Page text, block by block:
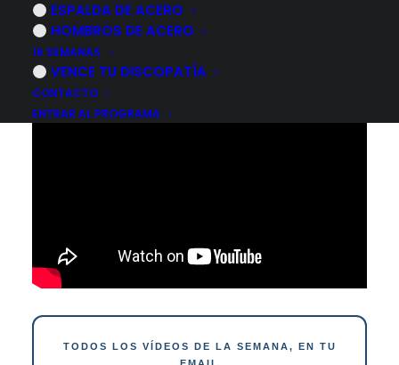
ESPALDA DE ACERO
HOMBROS DE ACERO
16 SEMANAS
VENCE TU DISCOPATÍA
CONTACTO
ENTRAR AL PROGRAMA
TODOS LOS VÍDEOS DE LA SEMANA, EN TU